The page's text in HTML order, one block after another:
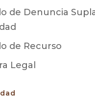
de Denuncia
de Recurso
Legal